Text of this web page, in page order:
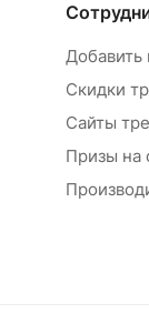
Добавить
Скидки
Сайты
Призы на